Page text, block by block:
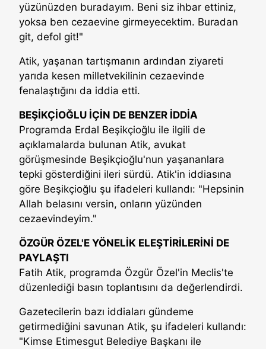
yüzünüzden buradayım. Beni siz ihbar ettiniz,
yoksa ben cezaevine girmeyecektim. Buradan
git, defol git!"
Atik, yaşanan tartışmanın ardından ziyareti
yarıda kesen milletvekilinin cezaevinde
fenalaştığını da iddia etti.
BEŞİKÇİOĞLU İÇİN DE BENZER İDDİA
Programda Erdal Beşikçioğlu ile ilgili de
açıklamalarda bulunan Atik, avukat
görüşmesinde Beşikçioğlu'nun yaşananlara
tepki gösterdiğini ileri sürdü. Atik'in iddiasına
göre Beşikçioğlu şu ifadeleri kullandı: "Hepsinin
Allah belasını versin, onların yüzünden
cezaevindeyim."
ÖZGÜR ÖZEL'E YÖNELİK ELEŞTİRİLERİNİ DE
PAYLAŞTI
Fatih Atik, programda Özgür Özel'in Meclis'te
düzenlediği basın toplantısını da değerlendirdi.
Gazetecilerin bazı iddiaları gündeme
getirmediğini savunan Atik, şu ifadeleri kullandı:
"Kimse Etimesgut Belediye Başkanı ile